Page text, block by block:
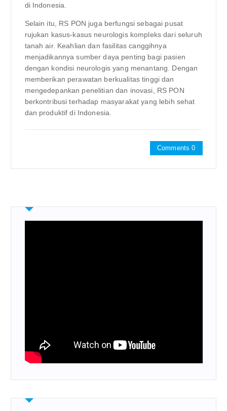
di Indonesia.
Selain itu, RS PON juga berfungsi sebagai pusat
rujukan kasus-kasus neurologis kompleks dari seluruh
tanah air. Keahlian dan fasilitas canggihnya
menjadikannya sumber daya penting bagi pasien
dengan kondisi neurologis yang menantang. Dengan
memberikan perawatan berkualitas tinggi dan
mengedepankan penelitian dan inovasi, RS PON
berkontribusi terhadap masyarakat yang lebih sehat
dan produktif di Indonesia.
Comments 0